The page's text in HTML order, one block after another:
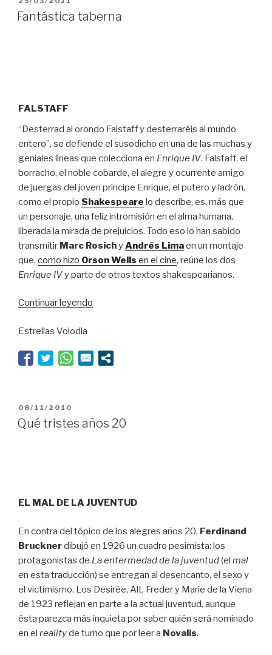
EL
Fantástica taberna
FALSTAFF
“Desterrad al orondo Falstaff y desterraréis al mundo
entero”, se defiende el susodicho en una de las muchas y
geniales líneas que colecciona en Enrique IV. Falstaff, el
borracho, el noble cobarde, el alegre y ocurrente amigo
de juergas del joven príncipe Enrique, el putero y ladrón,
como el propio Shakespeare lo describe, es, más que
un personaje, una feliz intromisión en el alma humana,
liberada la mirada de prejuicios. Todo eso lo han sabido
transmitir Marc RosichyAndrés Limaen un montaje
que, como hizo Orson Wells en el cine, reúne los dos
Enrique IVy parte de otros textos shakespearianos.
Continuar leyendo
Estrellas Volodia
PUBLICADO
EL
08/11/2010
Qué tristes años 20
EL MAL DE LA JUVENTUD
En contra del tópico de los alegres años 20, Ferdinand
Brucknerdibujó en 1926 un cuadro pesimista: los
protagonistas de La enfermedad de la juventud(el mal
en esta traducción) se entregan al desencanto, el sexo y
el victimismo. Los Desirée, Alt, Freder y Marie de la Viena
de 1923 reflejan en parte a la actual juventud, aunque
ésta parezca más inquieta por saber quién será nominado
en el realityde turno que por leer a Novalis.